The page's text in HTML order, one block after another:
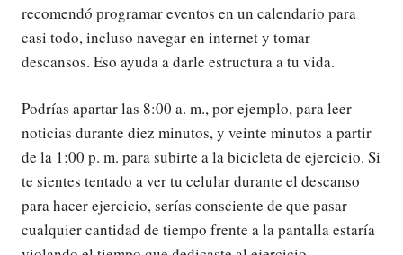
recomendó programar eventos en un calendario para
casi todo, incluso navegar en internet y tomar
descansos. Eso ayuda a darle estructura a tu vida.
Podrías apartar las 8:00 a. m., por ejemplo, para leer
noticias durante diez minutos, y veinte minutos a partir
de la 1:00 p. m. para subirte a la bicicleta de ejercicio. Si
te sientes tentado a ver tu celular durante el descanso
para hacer ejercicio, serías consciente de que pasar
cualquier cantidad de tiempo frente a la pantalla estaría